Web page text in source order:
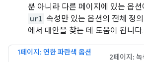
뿐 아니라 다른 페이지에 있는 옵
url 속성만 있는 옵션의 전체 정
에서 대안을 찾는 데 도움이 됩니다.
1페이지: 연한 파란색 옵션
2페이지: 녹